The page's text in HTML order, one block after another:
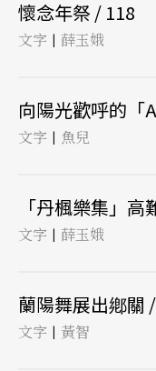
懷念年祭 / 118
文字 | 薛玉娥
向陽光歡呼的「
文字 | 魚兒
「丹楓樂集」
文字 | 薛玉娥
蘭陽舞展出鄕關
文字 | 黃智